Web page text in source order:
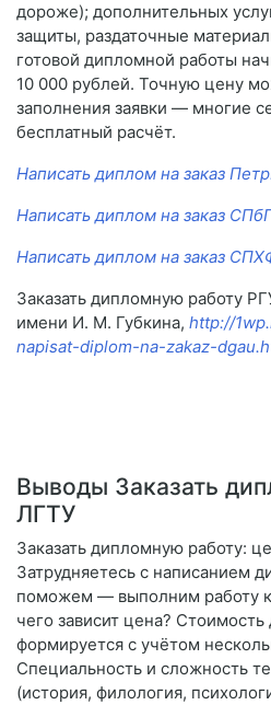
дороже); дополнительных
защиты, раздаточные
готовой дипломной работы
10 000 рублей. Точную цену
заполнения заявки — многие
бесплатный расчёт.
Написать диплом на заказ
Написать диплом на заказ
Написать диплом на заказ
Заказать дипломную работу
имени И. М. Губкина, http://
napisat-diplom-na-zakaz-
Выводы Заказать
ЛГТУ
Заказать дипломную работу:
Затрудняетесь с написанием
поможем — выполним работу
чего зависит цена?
формируется с учётом
Специальность и сложность
(история, филология,